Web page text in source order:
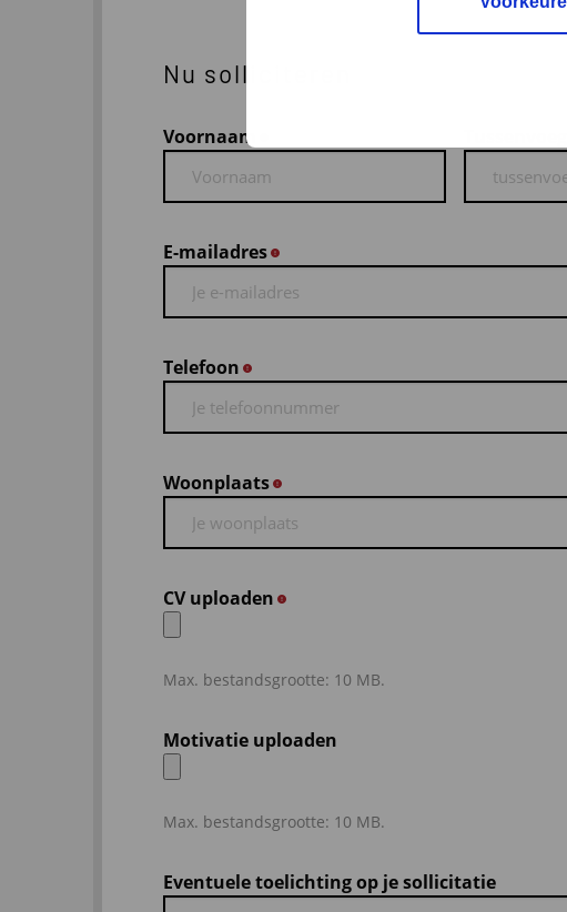
Nu solliciteren
Voornaam
E-mailadres
Telefoon
Woonplaats
CV uploaden
Max. bestandsgrootte: 10 MB.
Motivatie uploaden
Max. bestandsgrootte: 10 MB.
Eventuele toelichting op je sollicitatie